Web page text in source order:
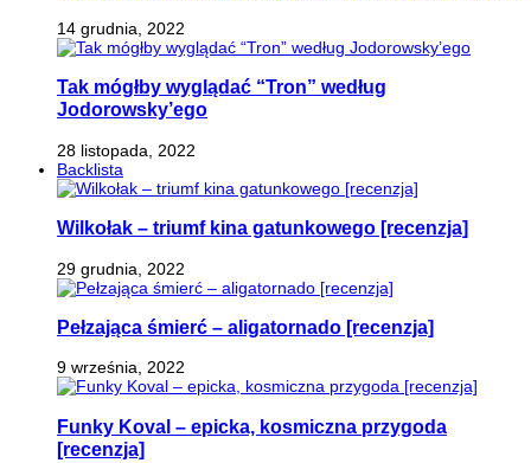
14 grudnia, 2022
Tak mógłby wyglądać “Tron” według
Jodorowsky’ego
28 listopada, 2022
Backlista
Wilkołak – triumf kina gatunkowego [recenzja]
29 grudnia, 2022
Pełzająca śmierć – aligatornado [recenzja]
9 września, 2022
Funky Koval – epicka, kosmiczna przygoda
[recenzja]